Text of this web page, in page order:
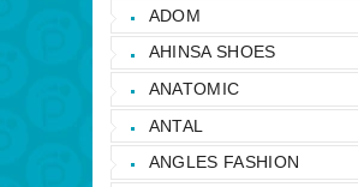
ADOM
AHINSA SHOES
ANATOMIC
ANTAL
ANGLES FASHION